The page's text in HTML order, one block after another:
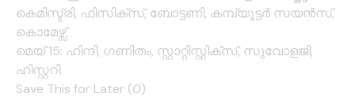
കെമിസ്ട്രി, ഫിസിക്സ്, ബോട്ടണി, കമ്പ്യൂട്ടർ സയൻസ്,
കൊമേഴ്സ്.
മെയ് 15: ഹിന്ദി, ഗണിതം, സ്റ്റാറ്റിസ്റ്റിക്സ്, സുവോളജി,
ഹിസ്റ്ററി.
Save This for Later (0)